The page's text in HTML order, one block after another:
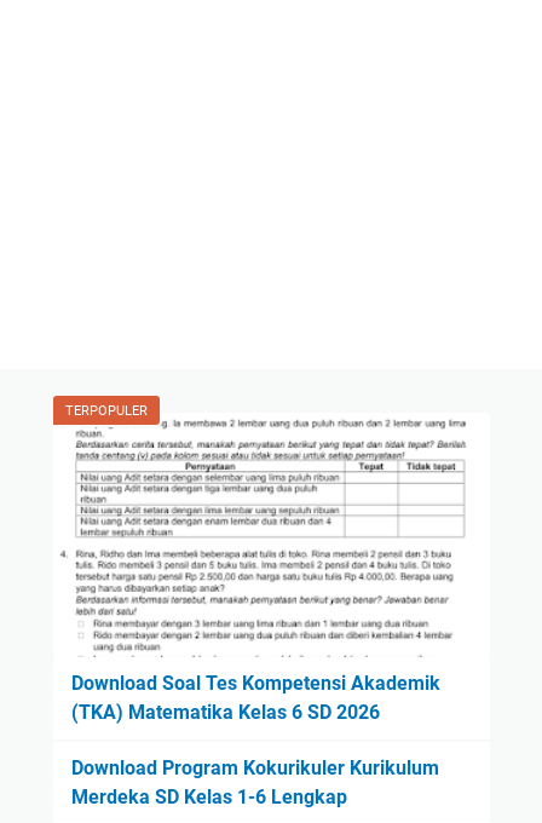
TERPOPULER
Download Soal Tes Kompetensi Akademik
(TKA) Matematika Kelas 6 SD 2026
Download Program Kokurikuler Kurikulum
Merdeka SD Kelas 1-6 Lengkap